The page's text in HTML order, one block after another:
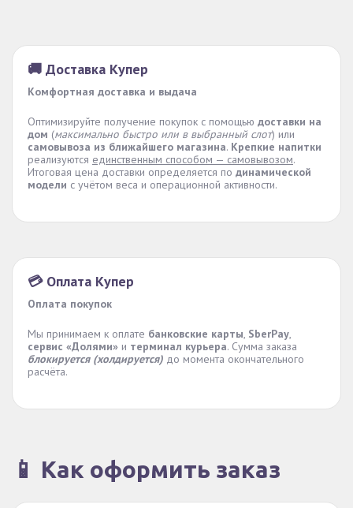
🚚 Доставка Купер
Комфортная доставка и выдача
Оптимизируйте получение покупок с помощью доставки на
дом (максимально быстро или в выбранный слот) или
самовывоза из ближайшего магазина. Крепкие напитки
реализуются единственным способом — самовывозом.
Итоговая цена доставки определяется по динамической
модели с учётом веса и операционной активности.
💳 Оплата Купер
Оплата покупок
Мы принимаем к оплате банковские карты, SberPay,
сервис «Долями» и терминал курьера. Сумма заказа
блокируется (холдируется) до момента окончательного
расчёта.
📱 Как оформить заказ